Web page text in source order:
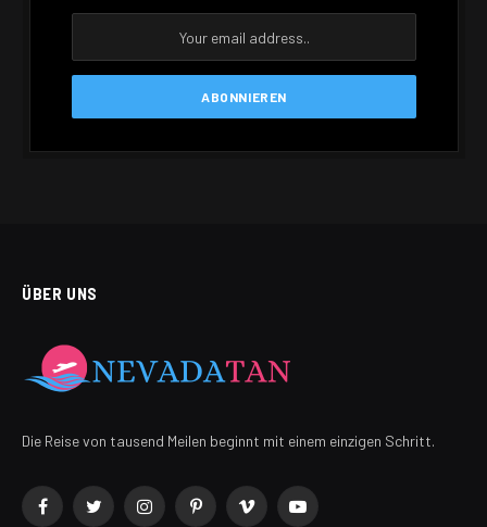
ÜBER UNS
Die Reise von tausend Meilen beginnt mit einem einzigen Schritt.
FacebookTwitterInstagramPinterestVimeo YouTube